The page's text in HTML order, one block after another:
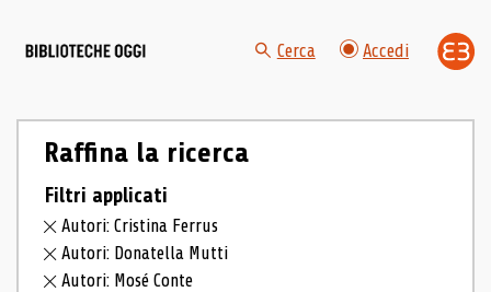
Cerca Accedi
Raffina la ricerca
Filtri applicati
Autori: Cristina Ferrus
Autori: Donatella Mutti
Autori: Mosé Conte